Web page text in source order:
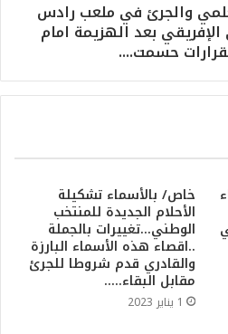
والجرئ في ملعب رادس
بعد الهزيمة امام
حسمت....
خاص/ بالأسماء تشكيلة
الأحلام الجديدة للمنتخب
الوطني…تغييرات بالجملة
..اقصاء هذه الأسماء البارزة
والقادري قدم شروطا للجرئ
مقابل البقاء…..
1 يناير 2023